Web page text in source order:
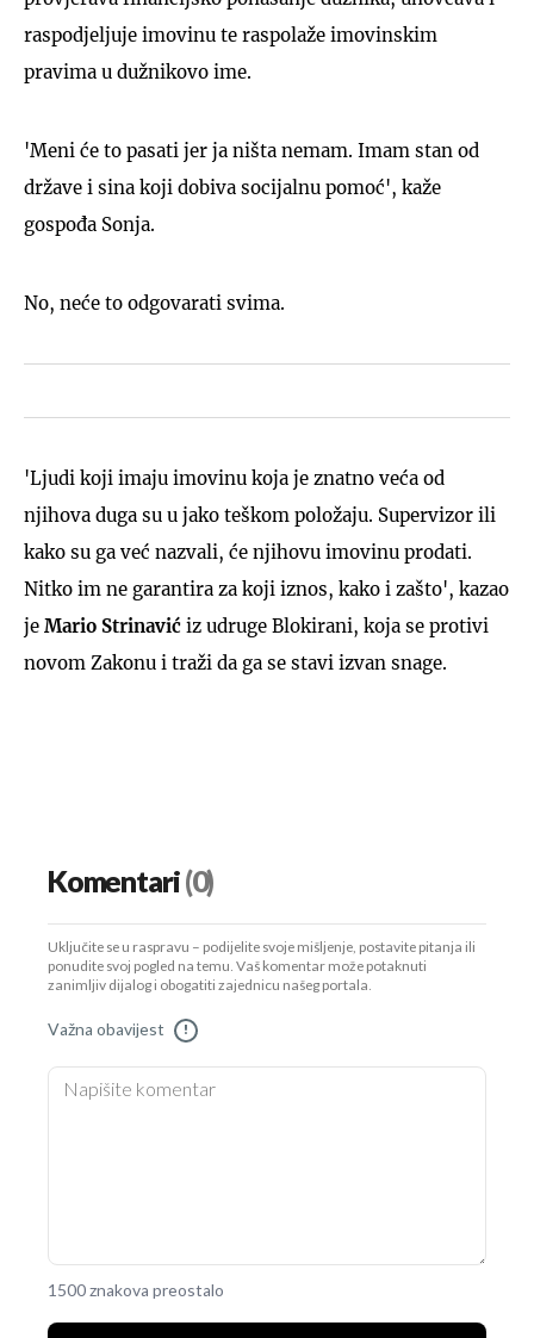
raspodjeljuje imovinu te raspolaže imovinskim
pravima u dužnikovo ime.
'Meni će to pasati jer ja ništa nemam. Imam stan od
države i sina koji dobiva socijalnu pomoć', kaže
gospođa Sonja.
No, neće to odgovarati svima.
'Ljudi koji imaju imovinu koja je znatno veća od
njihova duga su u jako teškom položaju. Supervizor ili
kako su ga već nazvali, će njihovu imovinu prodati.
Nitko im ne garantira za koji iznos, kako i zašto', kazao
je Mario Strinavić iz udruge Blokirani, koja se protivi
novom Zakonu i traži da ga se stavi izvan snage.
Komentari(0)
Uključite se u raspravu – podijelite svoje mišljenje, postavite pitanja ili
ponudite svoj pogled na temu. Vaš komentar može potaknuti
zanimljiv dijalog i obogatiti zajednicu našeg portala.
Važna obavijest !
1500 znakova preostalo